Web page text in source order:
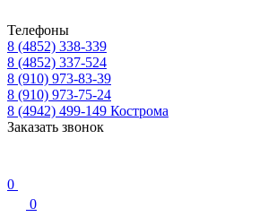
Телефоны
8 (4852) 338-339
8 (4852) 337-524
8 (910) 973-83-39
8 (910) 973-75-24
8 (4942) 499-149 Кострома
Заказать звонок
0
0